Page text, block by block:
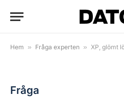
Hem » Fråga experten » XP, glömt
Anders Reuterswärd
Fråga